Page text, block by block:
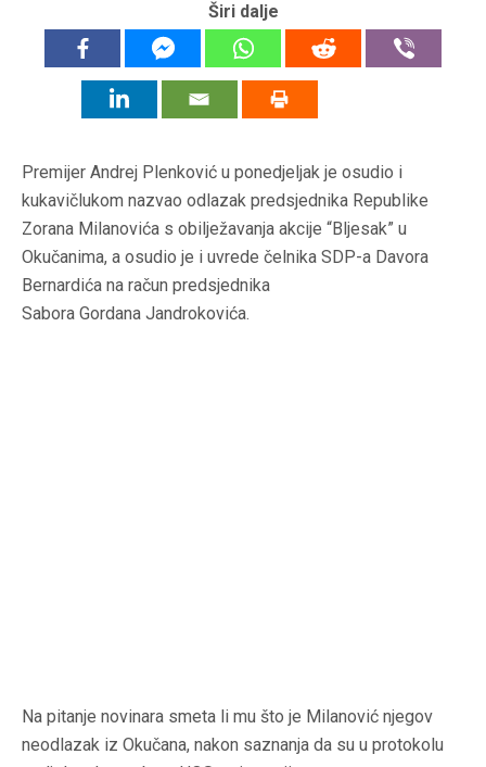
Širi dalje
Premijer Andrej Plenković u ponedjeljak je osudio i
kukavičlukom nazvao odlazak predsjednika Republike
Zorana Milanovića s obilježavanja akcije “Bljesak” u
Okučanima, a osudio je i uvrede čelnika SDP-a Davora
Bernardića na račun predsjednika
Sabora Gordana Jandrokovića.
Na pitanje novinara smeta li mu što je Milanović njegov
neodlazak iz Okučana, nakon saznanja da su u protokolu